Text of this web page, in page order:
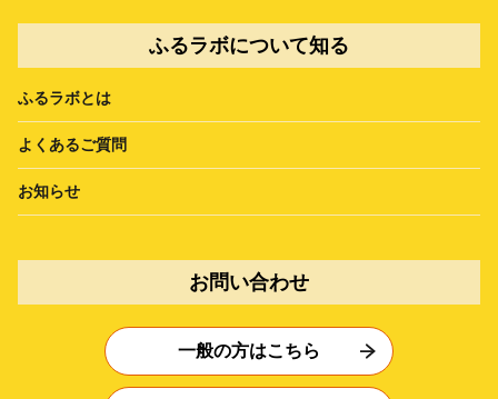
ふるラボについて知る
ふるラボとは
よくあるご質問
お知らせ
お問い合わせ
一般の方はこちら